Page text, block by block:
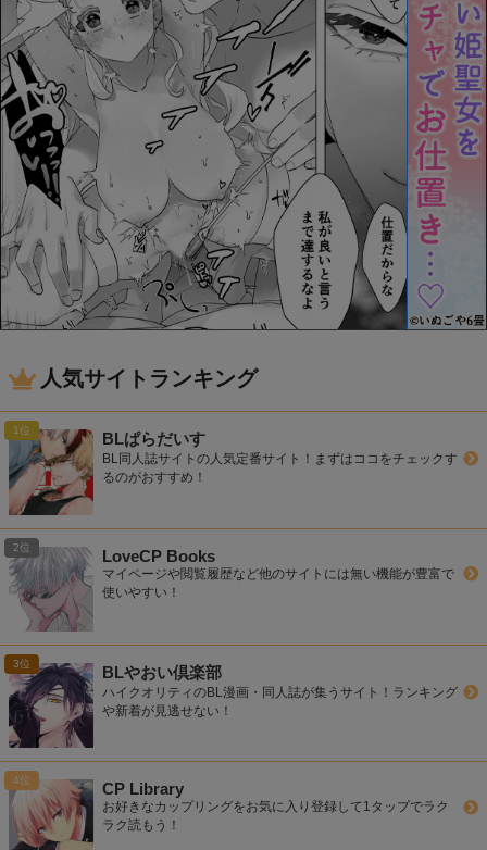
人気サイトランキング
BLぱらだいす
BL同人誌サイトの人気定番サイト！まずはココをチェックす
るのがおすすめ！
LoveCP Books
マイページや閲覧履歴など他のサイトには無い機能が豊富で
使いやすい！
BLやおい倶楽部
ハイクオリティのBL漫画・同人誌が集うサイト！ランキング
や新着が見逃せない！
CP Library
お好きなカップリングをお気に入り登録して1タップでラク
ラク読もう！